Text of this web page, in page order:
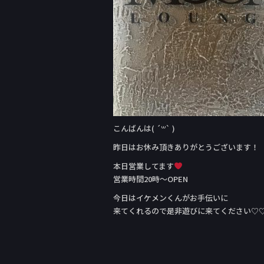
こんばんは( ´꒳` )
昨日はお休み頂きありがとうございます！
本日営業してます
営業時間20時〜OPEN
今日はイケメンくんがお手伝いに
来てくれるので是非遊びに来てください